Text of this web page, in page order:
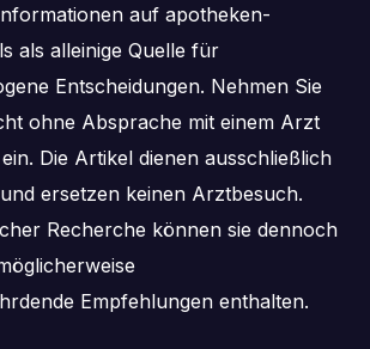
auf apotheken-
als alleinige Quelle für
Entscheidungen. Nehmen Sie
ohne Absprache mit einem Arzt
Die Artikel dienen ausschließlich
ersetzen keinen Arztbesuch.
Recherche können sie dennoch
Empfehlungen enthalten.